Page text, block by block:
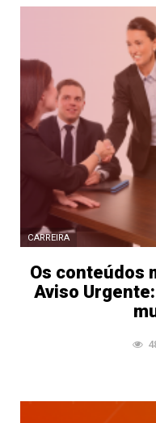
CARREIRA
Os conteúdos
Aviso